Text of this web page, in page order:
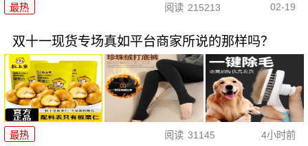
最热 阅读 215213 02-19
双十一现货专场真如平台商家所说的那样吗？
最热 阅读 31145 4小时前